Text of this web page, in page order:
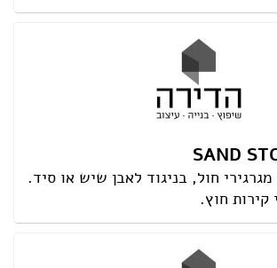
חול, בניגוד לאבן שיש או סיד.
קירות חוץ.